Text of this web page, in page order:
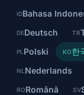
IDBahasa
DEDeutsch TR
PL Polski KO한
NL Nederlands
RORomână SV